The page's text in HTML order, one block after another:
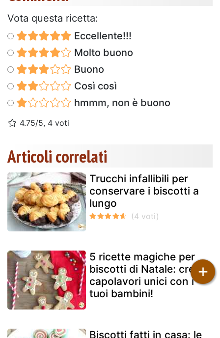
Vota questa ricetta:
Eccellente!!!
Molto buono
Buono
Così così
hmmm, non è buono
4.75/5, 4 voti
+
Articoli correlati
Trucchi infallibili per
conservare i biscotti a
lungo
5 ricette magiche per
biscotti di Natale: crea
capolavori unici con i
tuoi bambini!
Biscotti fatti in casa: le